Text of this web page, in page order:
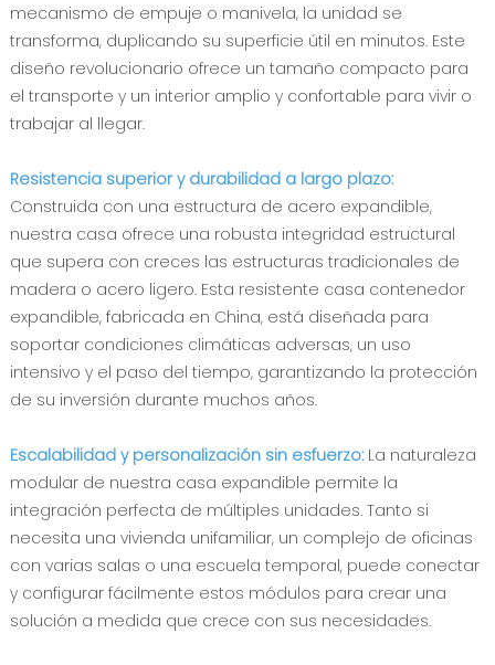
mecanismo de empuje o manivela, la unidad se
transforma, duplicando su superficie útil en minutos. Este
diseño revolucionario ofrece un tamaño compacto para
el transporte y un interior amplio y confortable para vivir o
trabajar al llegar.
Resistencia superior y durabilidad a largo plazo:
Construida con una estructura de acero expandible,
nuestra casa ofrece una robusta integridad estructural
que supera con creces las estructuras tradicionales de
madera o acero ligero. Esta resistente casa contenedor
expandible, fabricada en China, está diseñada para
soportar condiciones climáticas adversas, un uso
intensivo y el paso del tiempo, garantizando la protección
de su inversión durante muchos años.
Escalabilidad y personalización sin esfuerzo:La naturaleza
modular de nuestra casa expandible permite la
integración perfecta de múltiples unidades. Tanto si
necesita una vivienda unifamiliar, un complejo de oficinas
con varias salas o una escuela temporal, puede conectar
y configurar fácilmente estos módulos para crear una
solución a medida que crece con sus necesidades.